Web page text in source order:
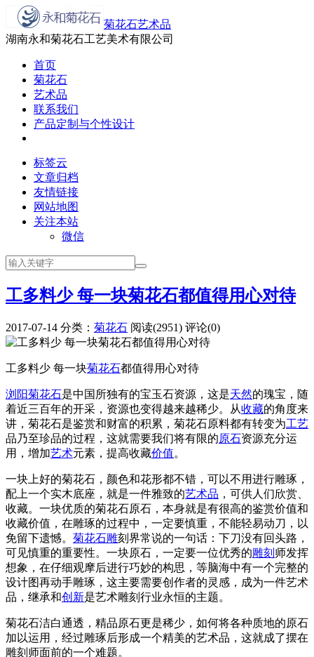
菊花石艺术品
湖南永和菊花石工艺美术有限公司
首页
菊花石
艺术品
联系我们
产品定制与个性设计
标签云
文章归档
友情链接
网站地图
关注本站
微信
工多料少 每一块菊花石都值得用心对待
2017-07-14 分类： 菊花石 阅读(2951) 评论(0)
工多料少 每一块菊花石都值得用心对待
浏阳菊花石是中国所独有的宝玉石资源，这是天然的瑰宝，随
着近三百年的开采，资源也变得越来越稀少。从收藏的角度来
讲，菊花石是鉴赏和财富的积累，菊花石原料都有转变为工艺
品乃至珍品的过程，这就需要我们将有限的原石资源充分运
用，增加艺术元素，提高收藏价值。
一块上好的菊花石，颜色和花形都不错，可以不用进行雕琢，
配上一个实木底座，就是一件雅致的艺术品 ，可供人们欣赏、
收藏。一块优质的菊花石原石，本身就是有很高的鉴赏价值和
收藏价值，在雕琢的过程中，一定要慎重，不能轻易动刀，以
免留下遗憾。 菊花石雕刻界常说的一句话：下刀没有回头路，
可见慎重的重要性。一块原石，一定要一位优秀的雕刻 师发挥
想象，在仔细观摩后进行巧妙的构思，等脑海中有一个完整的
设计图再动手雕琢，这主要需要创作者的灵感，成为一件艺术
品，继承和创新是艺术雕刻行业永恒的主题。
菊花石洁白通透，精品原石更是稀少，如何将各种质地的原石
加以运用，经过雕琢后形成一个精美的艺术品，这就成了摆在
雕刻师面前的一个难题。